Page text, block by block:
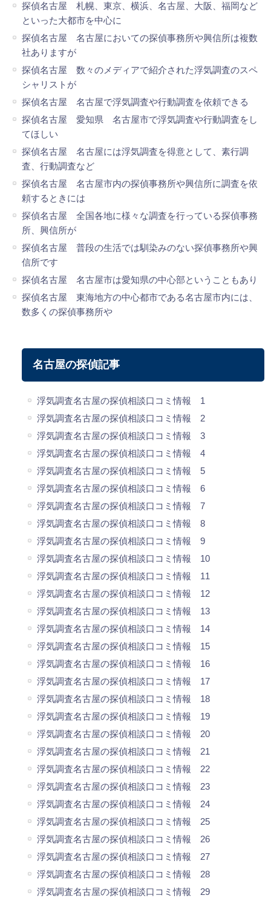
探偵名古屋 札幌、東京、横浜、名古屋、大阪、福岡など
といった大都市を中心に
探偵名古屋 名古屋においての探偵事務所や興信所は複数
社ありますが
探偵名古屋 数々のメディアで紹介された浮気調査のスペ
シャリストが
探偵名古屋 名古屋で浮気調査や行動調査を依頼できる
探偵名古屋 愛知県 名古屋市で浮気調査や行動調査をし
てほしい
探偵名古屋 名古屋には浮気調査を得意として、素行調
査、行動調査など
探偵名古屋 名古屋市内の探偵事務所や興信所に調査を依
頼するときには
探偵名古屋 全国各地に様々な調査を行っている探偵事務
所、興信所が
探偵名古屋 普段の生活では馴染みのない探偵事務所や興
信所です
探偵名古屋 名古屋市は愛知県の中心部ということもあり
探偵名古屋 東海地方の中心都市である名古屋市内には、
数多くの探偵事務所や
名古屋の探偵記事
浮気調査名古屋の探偵相談口コミ情報 1
浮気調査名古屋の探偵相談口コミ情報 2
浮気調査名古屋の探偵相談口コミ情報 3
浮気調査名古屋の探偵相談口コミ情報 4
浮気調査名古屋の探偵相談口コミ情報 5
浮気調査名古屋の探偵相談口コミ情報 6
浮気調査名古屋の探偵相談口コミ情報 7
浮気調査名古屋の探偵相談口コミ情報 8
浮気調査名古屋の探偵相談口コミ情報 9
浮気調査名古屋の探偵相談口コミ情報 10
浮気調査名古屋の探偵相談口コミ情報 11
浮気調査名古屋の探偵相談口コミ情報 12
浮気調査名古屋の探偵相談口コミ情報 13
浮気調査名古屋の探偵相談口コミ情報 14
浮気調査名古屋の探偵相談口コミ情報 15
浮気調査名古屋の探偵相談口コミ情報 16
浮気調査名古屋の探偵相談口コミ情報 17
浮気調査名古屋の探偵相談口コミ情報 18
浮気調査名古屋の探偵相談口コミ情報 19
浮気調査名古屋の探偵相談口コミ情報 20
浮気調査名古屋の探偵相談口コミ情報 21
浮気調査名古屋の探偵相談口コミ情報 22
浮気調査名古屋の探偵相談口コミ情報 23
浮気調査名古屋の探偵相談口コミ情報 24
浮気調査名古屋の探偵相談口コミ情報 25
浮気調査名古屋の探偵相談口コミ情報 26
浮気調査名古屋の探偵相談口コミ情報 27
浮気調査名古屋の探偵相談口コミ情報 28
浮気調査名古屋の探偵相談口コミ情報 29